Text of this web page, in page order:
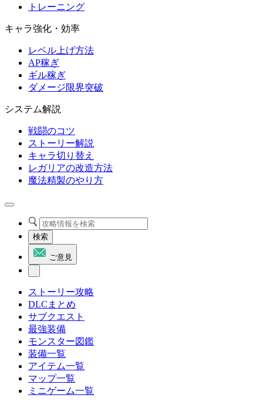
トレーニング
キャラ強化・効率
レベル上げ方法
AP稼ぎ
ギル稼ぎ
ダメージ限界突破
システム解説
戦闘のコツ
ストーリー解説
キャラ切り替え
レガリアの改造方法
魔法精製のやり方
検索
ご意見
ストーリー攻略
DLCまとめ
サブクエスト
最強装備
モンスター図鑑
装備一覧
アイテム一覧
マップ一覧
ミニゲーム一覧